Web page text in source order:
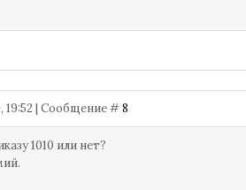
19:52 | Сообщение #8
1010 или нет?